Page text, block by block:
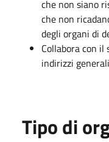
che non siano
che non
degli organi di
Collabora con
indirizzi
Tipo di